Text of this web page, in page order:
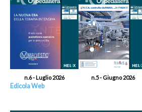
n.6 - Luglio 2026 n.5 - Giugno 2026
Edicola Web